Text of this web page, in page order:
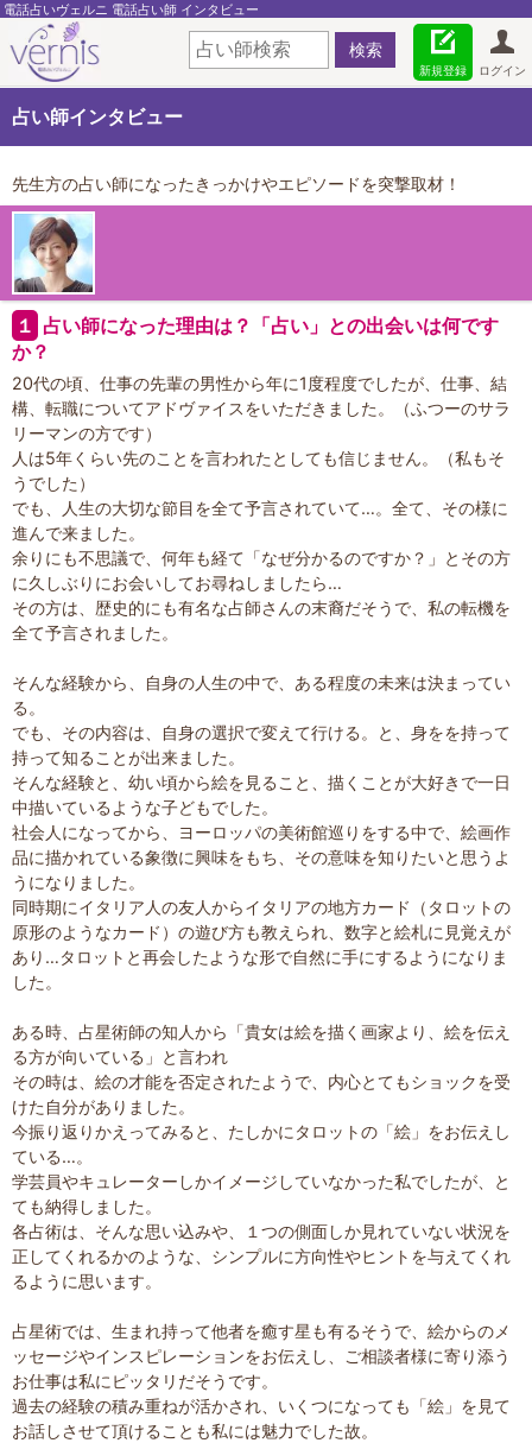
電話占いヴェルニ 電話占い師 インタビュー
ログイン
新規登録
占い師インタビュー
先生方の占い師になったきっかけやエピソードを突撃取材！
１ 占い師になった理由は？「占い」との出会いは何です
か？
20代の頃、仕事の先輩の男性から年に1度程度でしたが、仕事、結
構、転職についてアドヴァイスをいただきました。（ふつーのサラ
リーマンの方です）
人は5年くらい先のことを言われたとしても信じません。（私もそ
うでした）
でも、人生の大切な節目を全て予言されていて…。全て、その様に
進んで来ました。
余りにも不思議で、何年も経て「なぜ分かるのですか？」とその方
に久しぶりにお会いしてお尋ねしましたら…
その方は、歴史的にも有名な占師さんの末裔だそうで、私の転機を
全て予言されました。
そんな経験から、自身の人生の中で、ある程度の未来は決まってい
る。
でも、その内容は、自身の選択で変えて行ける。と、身をを持って
持って知ることが出来ました。
そんな経験と、幼い頃から絵を見ること、描くことが大好きで一日
中描いているような子どもでした。
社会人になってから、ヨーロッパの美術館巡りをする中で、絵画作
品に描かれている象徴に興味をもち、その意味を知りたいと思うよ
うになりました。
同時期にイタリア人の友人からイタリアの地方カード（タロットの
原形のようなカード）の遊び方も教えられ、数字と絵札に見覚えが
あり…タロットと再会したような形で自然に手にするようになりま
した。
ある時、占星術師の知人から「貴女は絵を描く画家より、絵を伝え
る方が向いている」と言われ
その時は、絵の才能を否定されたようで、内心とてもショックを受
けた自分がありました。
今振り返りかえってみると、たしかにタロットの「絵」をお伝えし
ている…。
学芸員やキュレーターしかイメージしていなかった私でしたが、と
ても納得しました。
各占術は、そんな思い込みや、１つの側面しか見れていない状況を
正してくれるかのような、シンプルに方向性やヒントを与えてくれ
るように思います。
占星術では、生まれ持って他者を癒す星も有るそうで、絵からのメ
ッセージやインスピレーションをお伝えし、ご相談者様に寄り添う
お仕事は私にピッタリだそうです。
過去の経験の積み重ねが活かされ、いくつになっても「絵」を見て
お話しさせて頂けることも私には魅力でした故。